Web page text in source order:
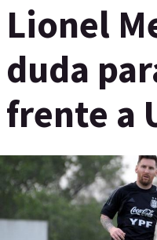
Lionel
duda
frente a